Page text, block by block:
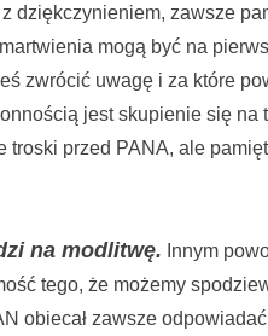
z dziękczynieniem, zawsze
mogą być na
zwrócić uwagę i za które
jest skupienie się
troski przed PANA, ale
na modlitwę. Innym
tego, że możemy
obiecał zawsze